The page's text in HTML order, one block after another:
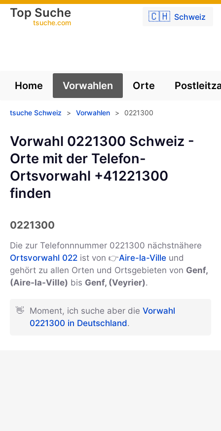
🇨🇭 Schweiz
Top Suche
tsuche.com
Home Vorwahlen Orte
tsuche Schweiz > Vorwahlen > 0221300
Vorwahl 0221300 Schweiz -
Orte mit der Telefon-
Ortsvorwahl +41221300
finden
0221300
Die zur Telefonnnummer 0221300 nächstnähere
Ortsvorwahl 022 ist von 👉Aire-la-Ville und
gehört zu allen Orten und Ortsgebieten von Genf,
(Aire-la-Ville) bis Genf, (Veyrier).
👋 Moment, ich suche aber die Vorwahl
0221300 in Deutschland.